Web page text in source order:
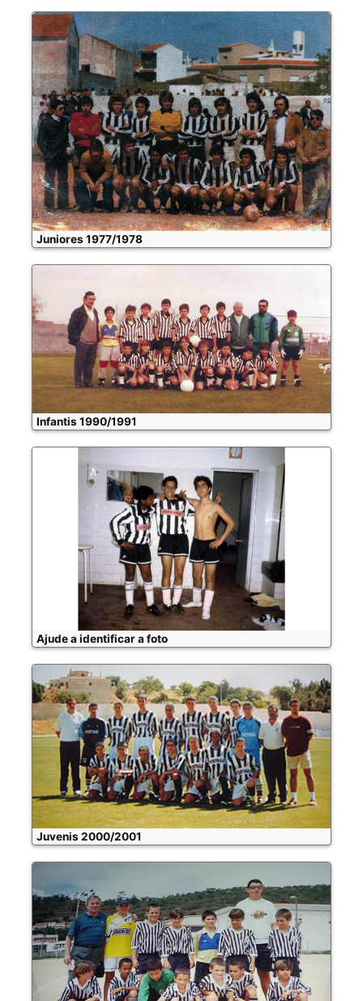
Juniores 1977/1978
Infantis 1990/1991
Ajude a identificar a foto
Juvenis 2000/2001